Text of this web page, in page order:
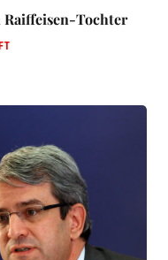
Raiffeisen-Tochter